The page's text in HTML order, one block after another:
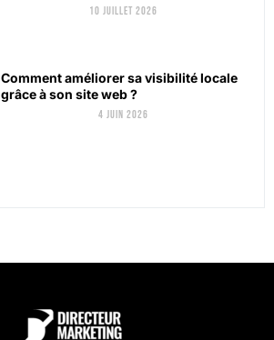
10 juillet 2026
Comment améliorer sa visibilité locale
grâce à son site web ?
4 juin 2026